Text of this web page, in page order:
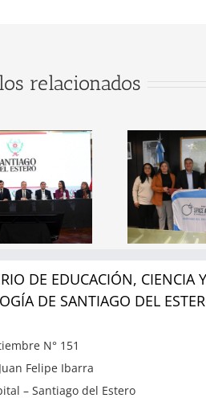
relacionados
Santiago del
será sede
del NASA
Space Apps
DE EDUCACIÓN, CIENCIA Y
DE SANTIAGO DEL
N° 151
Felipe Ibarra
– Santiago del Estero